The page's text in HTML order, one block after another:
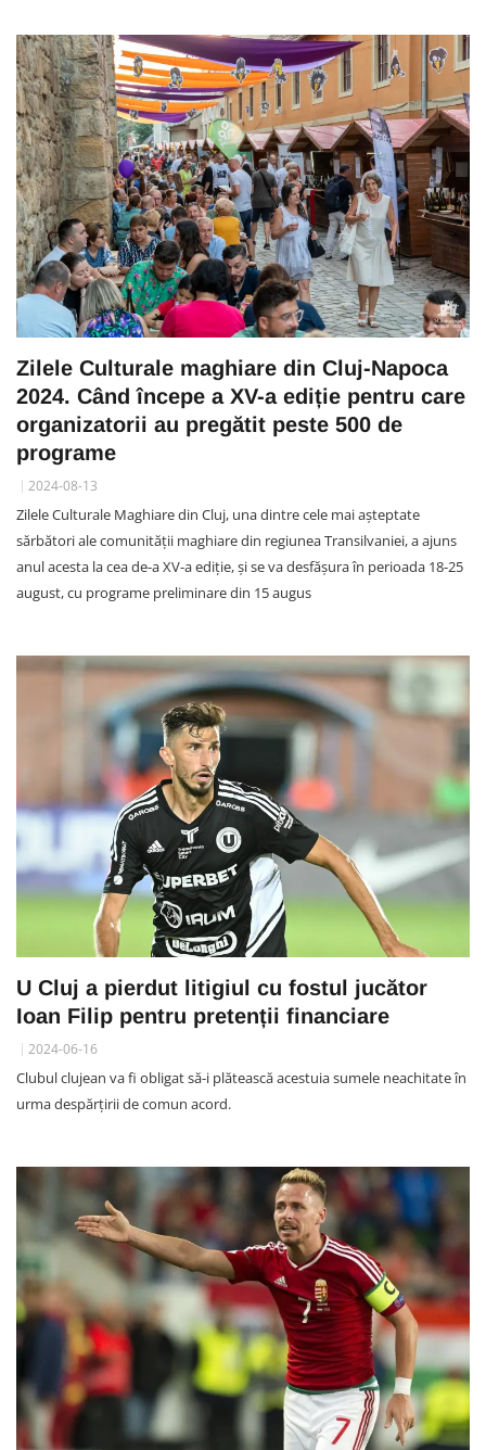
Zilele Culturale maghiare din Cluj-Napoca
2024. Când începe a XV-a ediție pentru care
organizatorii au pregătit peste 500 de
programe
2024-08-13
Zilele Culturale Maghiare din Cluj, una dintre cele mai așteptate
sărbători ale comunității maghiare din regiunea Transilvaniei, a ajuns
anul acesta la cea de-a XV-a ediție, și se va desfășura în perioada 18-25
august, cu programe preliminare din 15 augus
U Cluj a pierdut litigiul cu fostul jucător
Ioan Filip pentru pretenții financiare
2024-06-16
Clubul clujean va fi obligat să-i plătească acestuia sumele neachitate în
urma despărțirii de comun acord.